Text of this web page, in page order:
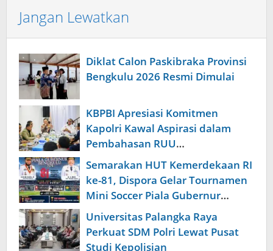
Jangan Lewatkan
Diklat Calon Paskibraka Provinsi
Bengkulu 2026 Resmi Dimulai
KBPBI Apresiasi Komitmen
Kapolri Kawal Aspirasi dalam
Pembahasan RUU
Ketenagakerjaan
Semarakan HUT Kemerdekaan RI
ke-81, Dispora Gelar Tournamen
Mini Soccer Piala Gubernur
Bengkulu
Universitas Palangka Raya
Perkuat SDM Polri Lewat Pusat
Studi Kepolisian